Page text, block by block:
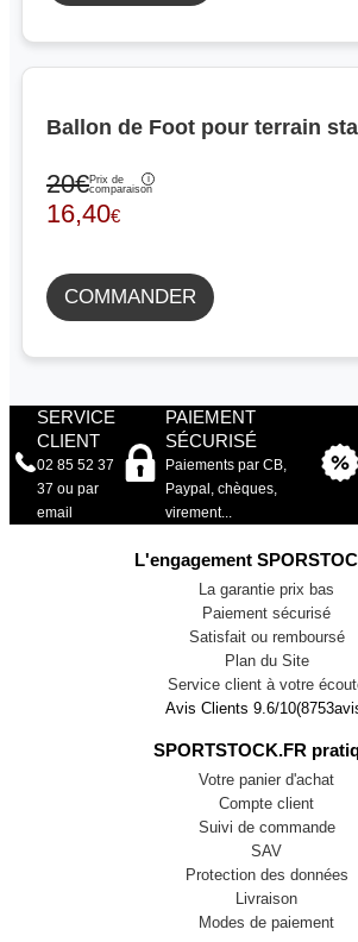
Ballon de Foot pour terrain
20€Prix de
comparaison
16,40€
COMMANDER
SERVICE
CLIENT
02 85 52 37
37 ou par
email
PAIEMENT
SÉCURISÉ
Paiements par CB,
Paypal, chèques,
virement...
L'engagement
La garantie prix bas
Paiement sécurisé
Satisfait ou remboursé
Plan du Site
Service client à votre
Avis Clients 9.6/10(8753
SPORTSTOCK.FR
Votre panier d'achat
Compte client
Suivi de commande
SAV
Protection des données
Livraison
Modes de paiement